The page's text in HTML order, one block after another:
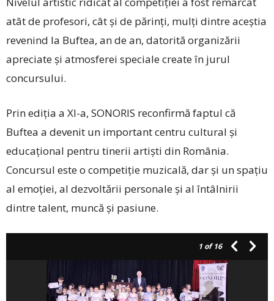
atât de profesori, cât și de părinți, mulți dintre aceștia
revenind la Buftea, an de an, datorită organizării
apreciate și atmosferei speciale create în jurul
concursului.
Prin ediția a XI-a, ­SONORIS reconfirmă faptul că
Buftea a devenit un important centru cultural și
educațional pentru tinerii artiști din România.
Concursul este o competiție muzicală, dar și un spațiu
al emoției, al dezvoltării personale și al întâlnirii
dintre talent, muncă și pasiune.
1 of 16